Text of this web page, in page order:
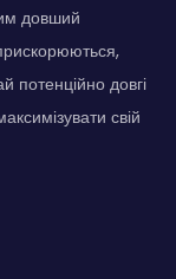
довший
потенційно довгі
свій